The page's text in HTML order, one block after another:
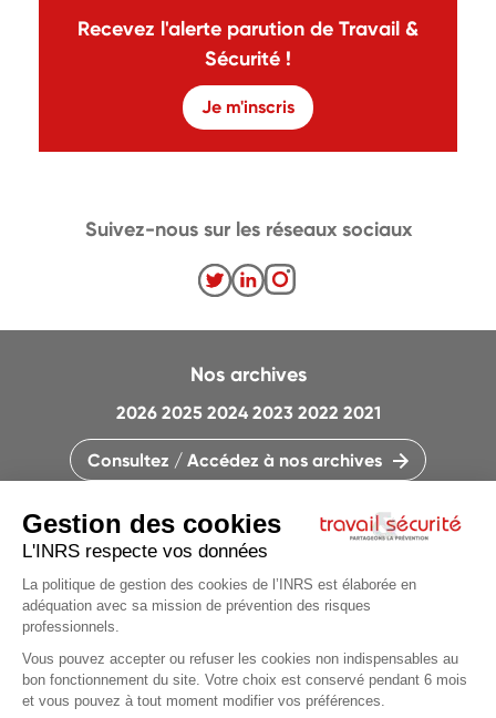
Recevez l'alerte parution de Travail &
Sécurité !
Je m'inscris
CONTACTEZ LA RÉDACTION
QUI SOMMES-NOUS ?
PLAN DU SITE
PARAMÈTRES DES COOKIES
Nos archives
2026 2025 2024 2023 2022 2021
Consultez / Accédez à nos archives
Suivez-nous sur les réseaux sociaux